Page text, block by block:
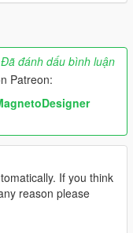
Đã đánh dấu bình luận
Patreon:
If you think
reason please